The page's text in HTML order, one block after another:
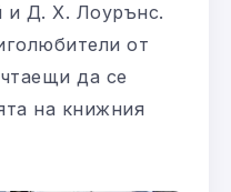
Д. Х. Лоурънс.
от
да се
на книжния